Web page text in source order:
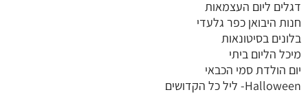
דגלים ליום העצמאות
חנות היבואן כפר גלעדי
בלונים בסיטונאות
מיכל הליום ביתי
יום הולדת סמי הכבאי
Halloween- ליל כל הקדושים